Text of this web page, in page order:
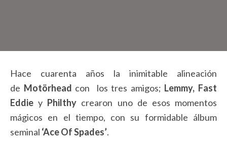
Hace cuarenta años la inimitable alineación
de Motörhead con los tres amigos; Lemmy, Fast
Eddie y Philthy crearon uno de esos momentos
mágicos en el tiempo, con su formidable álbum
seminal ‘Ace Of Spades’.